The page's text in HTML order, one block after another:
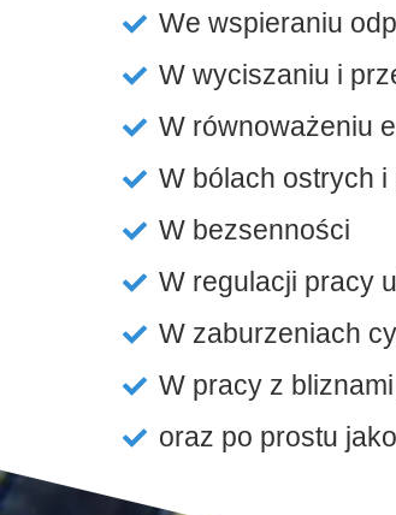
We wspieraniu
W wyciszaniu i
W równoważeniu
W bólach ostrych i
W bezsenności
W regulacji pracy
W zaburzeniach
W pracy z
oraz po prostu